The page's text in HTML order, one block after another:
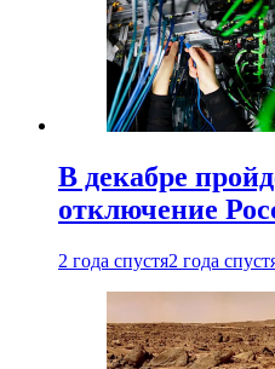
В декабре
отключение
2 года спустя2 года